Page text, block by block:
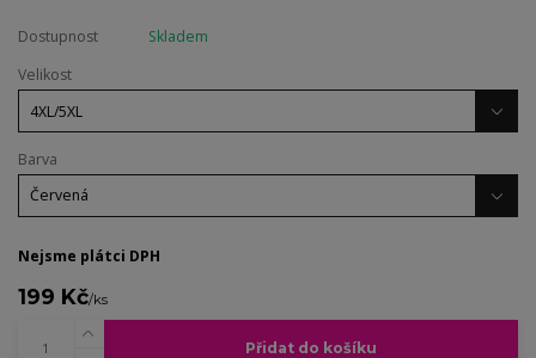
Dostupnost
Skladem
Velikost
Barva
Nejsme plátci DPH
199 Kč/ks
Přidat do košíku